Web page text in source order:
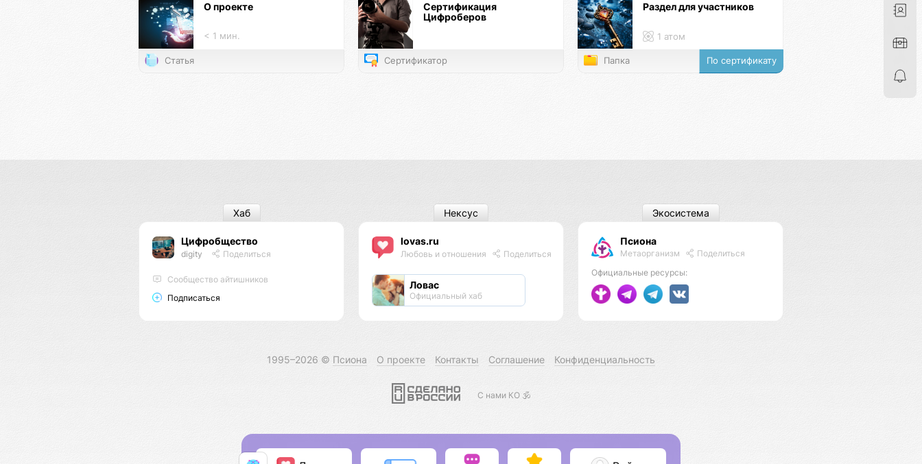
О проекте
< 1 мин.
Статья
Сертификация
Цифроберов
Сертификатор
Раздел для участников
1 атом
Папка По сертификату
Цифробщество
digity Поделиться
Сообщество айтишников
Подписаться
Хаб
lovas.ru
Любовь и отношения Поделиться
Ловас
Официальный хаб
Нексус
Псиона
Метаорганизм
Поделиться
Официальные ресурсы:
Экосистема
1995–2026 © Псиона О проекте Контакты Соглашение Конфиденциальность
С нами КО 🕉️